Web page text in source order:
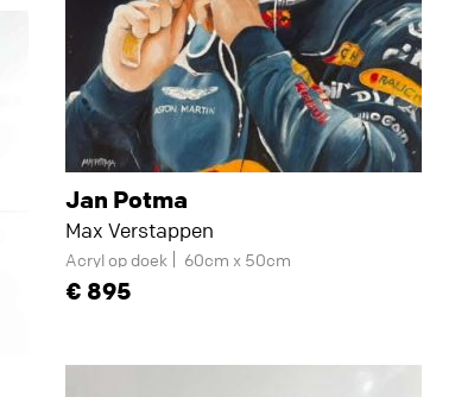
Jan Potma
Max Verstappen
Acryl op doek 60cm x 50cm
895